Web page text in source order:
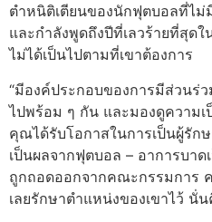
ตำหนิติเตียนของนักฟุตบอลที่ไม่
และกำลังพูดถึงปีที่เลวร้ายที่สุดใ
ไม่ได้เป็นไปตามที่เขาต้องการ
“มีองค์ประกอบของการมีส่วนร่
ไปพร้อม ๆ กัน และมองดูความเ
คุณได้รับโอกาสในการเป็นผู้รัก
เป็นผลจากฟุตบอล – อาการบา
ถูกถอดออกจากคณะกรรมการ
เลยรักษาตำแหน่งของเขาไว้ นั่